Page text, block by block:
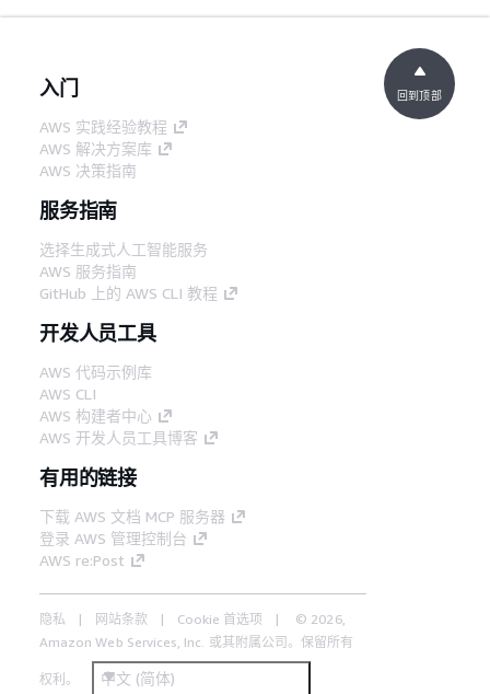
入门
AWS 实践经验教程
AWS 解决方案库
AWS 决策指南
服务指南
选择生成式人工智能服务
AWS 服务指南
GitHub 上的 AWS CLI 教程
开发人员工具
AWS 代码示例库
AWS CLI
AWS 构建者中心
AWS 开发人员工具博客
有用的链接
下载 AWS 文档 MCP 服务器
登录 AWS 管理控制台
AWS re:Post
隐私 网站条款 Cookie 首选项
© 2026,
Amazon Web Services, Inc. 或其附属公司。保留所有
权利。 中文 (简体)
回到顶部